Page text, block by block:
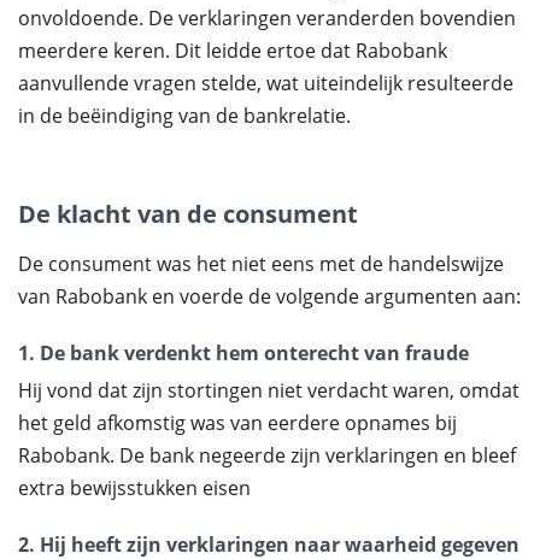
onvoldoende. De verklaringen veranderden bovendien
meerdere keren. Dit leidde ertoe dat Rabobank
aanvullende vragen stelde, wat uiteindelijk resulteerde
in de beëindiging van de bankrelatie.
De klacht van de consument
De consument was het niet eens met de handelswijze
van Rabobank en voerde de volgende argumenten aan:
1. De bank verdenkt hem onterecht van fraude
Hij vond dat zijn stortingen niet verdacht waren, omdat
het geld afkomstig was van eerdere opnames bij
Rabobank. De bank negeerde zijn verklaringen en bleef
extra bewijsstukken eisen
2. Hij heeft zijn verklaringen naar waarheid gegeven